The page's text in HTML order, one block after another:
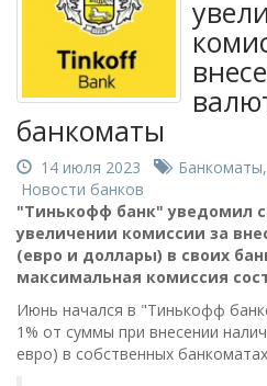
банкоматы
14 июля 2023 Банкоматы,
Новости банков
"Тинькофф банк" уведомил
увеличении комиссии за
(евро и доллары) в своих
максимальная комиссия
Июнь начался в "Тинькофф
1% от суммы при внесении
евро) в собственных